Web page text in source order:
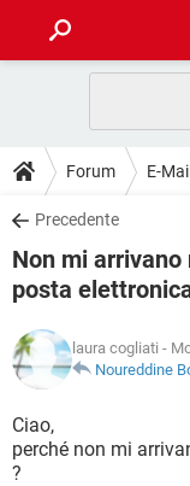
INTRATTENIMENTO
iOS
INSTAGRAM
TIKTOK
HARDWARE
GUIDE
COVID-19
iOS
TIKTOK
DOWNLOAD
COVID-19
INTRATTENIMENTO
iOS
INSTAGRAM
TIKTOK
FORUM
INTRATTENIMENTO
INSTAGRAM
GLOSSARIO
COVID-19
INTRATTENIMENTO
Forum E-
Precedente
Non mi
posta
laura cogliati -
Noureddine
Ciao,
perché non mi
?